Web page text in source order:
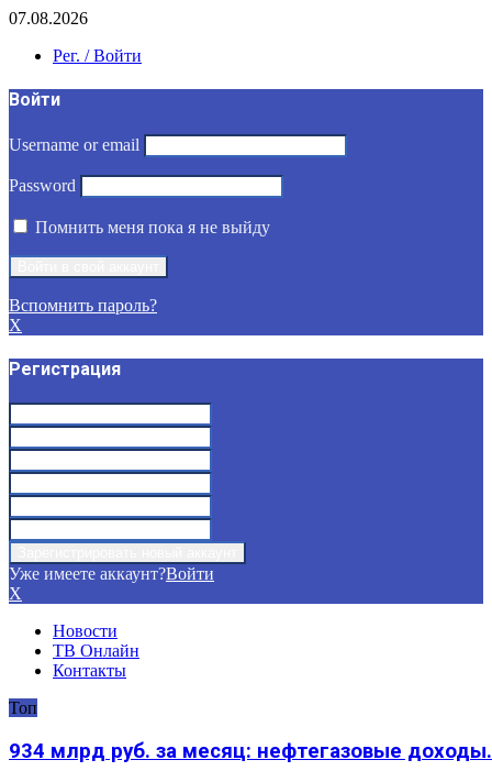
07.08.2026
Рег. / Войти
Войти
Username or email
Password
Помнить меня пока я не выйду
Вспомнить пароль?
X
Регистрация
Уже имеете аккаунт?Войти
X
Новости
ТВ Онлайн
Контакты
Топ
934 млрд руб. за месяц: нефтегазовые